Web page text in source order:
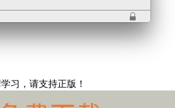
习，请支持正版！